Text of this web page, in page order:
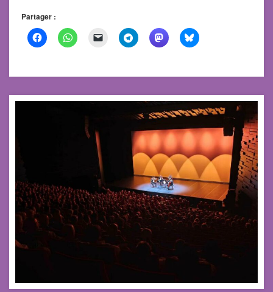
Partager :